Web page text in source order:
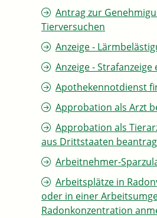
Antrag zur
Tierversuchen
Anzeige -
Anzeige -
Apothekennotdienst
Approbation als Arzt
Approbation als
aus Drittstaaten
Arbeitnehmer-
Arbeitsplätze in
oder in einer
Radonkonzentration